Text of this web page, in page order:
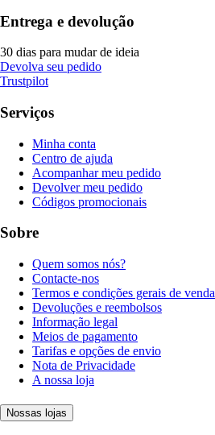
Entrega e devolução
30 dias para mudar de ideia
Devolva seu pedido
Trustpilot
Serviços
Minha conta
Centro de ajuda
Acompanhar meu pedido
Devolver meu pedido
Códigos promocionais
Sobre
Quem somos nós?
Contacte-nos
Termos e condições gerais de venda
Devoluções e reembolsos
Informação legal
Meios de pagamento
Tarifas e opções de envio
Nota de Privacidade
A nossa loja
Nossas lojas